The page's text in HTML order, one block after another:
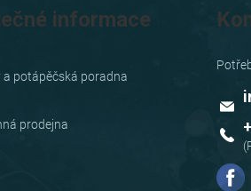
informace
a potápěčská poradna
prodejna